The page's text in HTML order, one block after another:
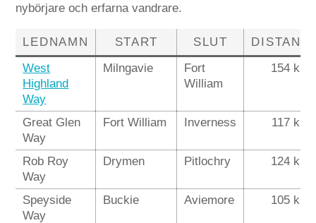
nybörjare och erfarna vandrare.
LEDNAMN START SLUT
DISTANS
West
Highland
Way
Milngavie
Fort
William
154 km
Great Glen
Way
Fort William Inverness 117 km
Rob Roy
Way
Drymen Pitlochry 124 km
Speyside
Way
Buckie Aviemore 105 km